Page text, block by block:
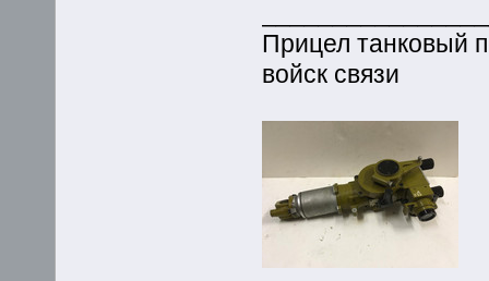
Прицел танковый
войск связи